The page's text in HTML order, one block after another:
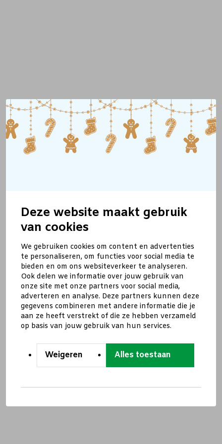
Deze website maakt gebruik
van cookies
We gebruiken cookies om content en advertenties
te personaliseren, om functies voor social media te
bieden en om ons websiteverkeer te analyseren.
Ook delen we informatie over jouw gebruik van
onze site met onze partners voor social media,
adverteren en analyse. Deze partners kunnen deze
gegevens combineren met andere informatie die je
aan ze heeft verstrekt of die ze hebben verzameld
op basis van jouw gebruik van hun services.
Weigeren Alles toestaan